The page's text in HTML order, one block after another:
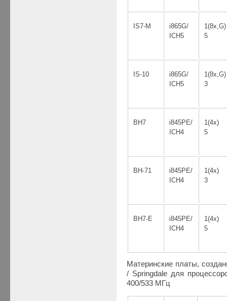
IS7-M
i865G/
ICH5
1(8x,G)
5
IS-10
i865G/
ICH5
1(8x,G)
3
BH7
i845PE/
ICH4
1(4х)
5
BH-71
i845PE/
ICH4
1(4х)
3
BH7-E
i845PE/
ICH4
1(4х)
5
Материнские платы,
/ Springdale для
400/533 МГц